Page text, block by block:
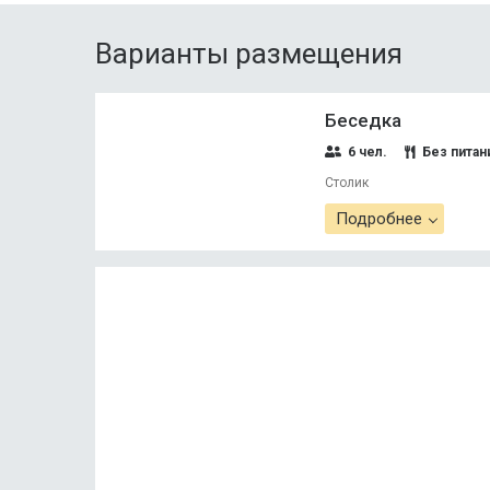
Варианты размещения
Беседка
6 чел.
Без
Столик
Подробнее